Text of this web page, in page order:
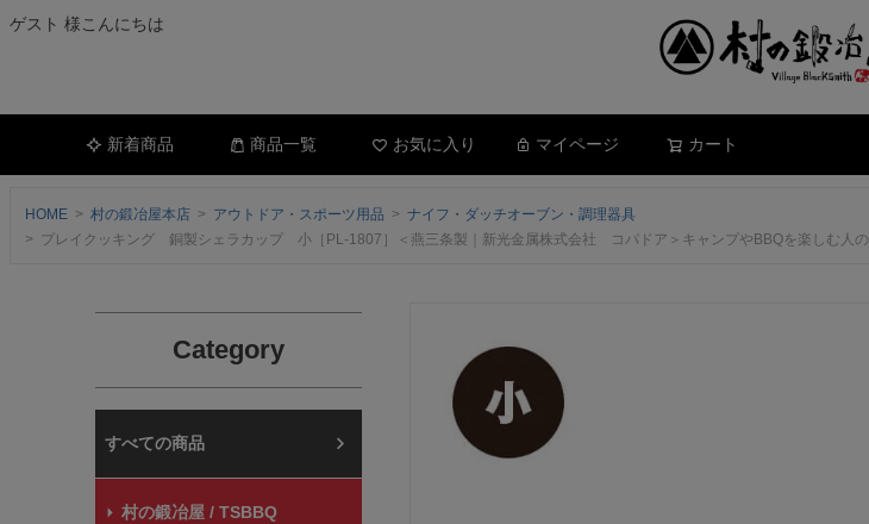
ゲスト 様こんにちは
新着商品 商品一覧 お気に入り マイページ カート
HOME 村の鍛冶屋本店 アウトドア・スポーツ用品
ナイフ・ダッチオーブン・調理器具
プレイクッキング 銅製シェラカップ 小［PL-1807］＜燕三条製｜新光金属株式会社 コパドア＞キャンプやBBQを楽しむ人
Category
村の鍛冶屋本店
村の鍛冶屋 / TSBBQ